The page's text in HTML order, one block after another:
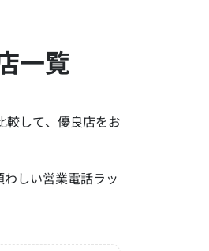
一覧
較して、優良店をお
しい営業電話ラッ